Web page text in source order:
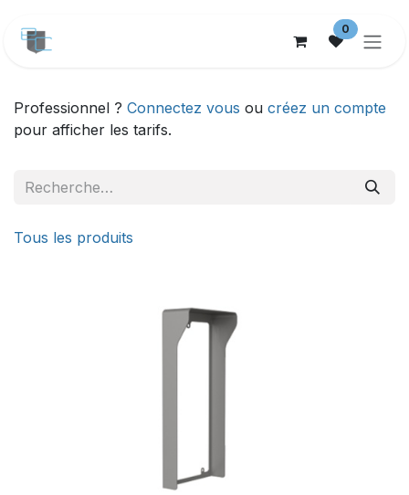
0
Professionnel ? Connectez vous ou créez un compte
pour afficher les tarifs.
Tous les produits